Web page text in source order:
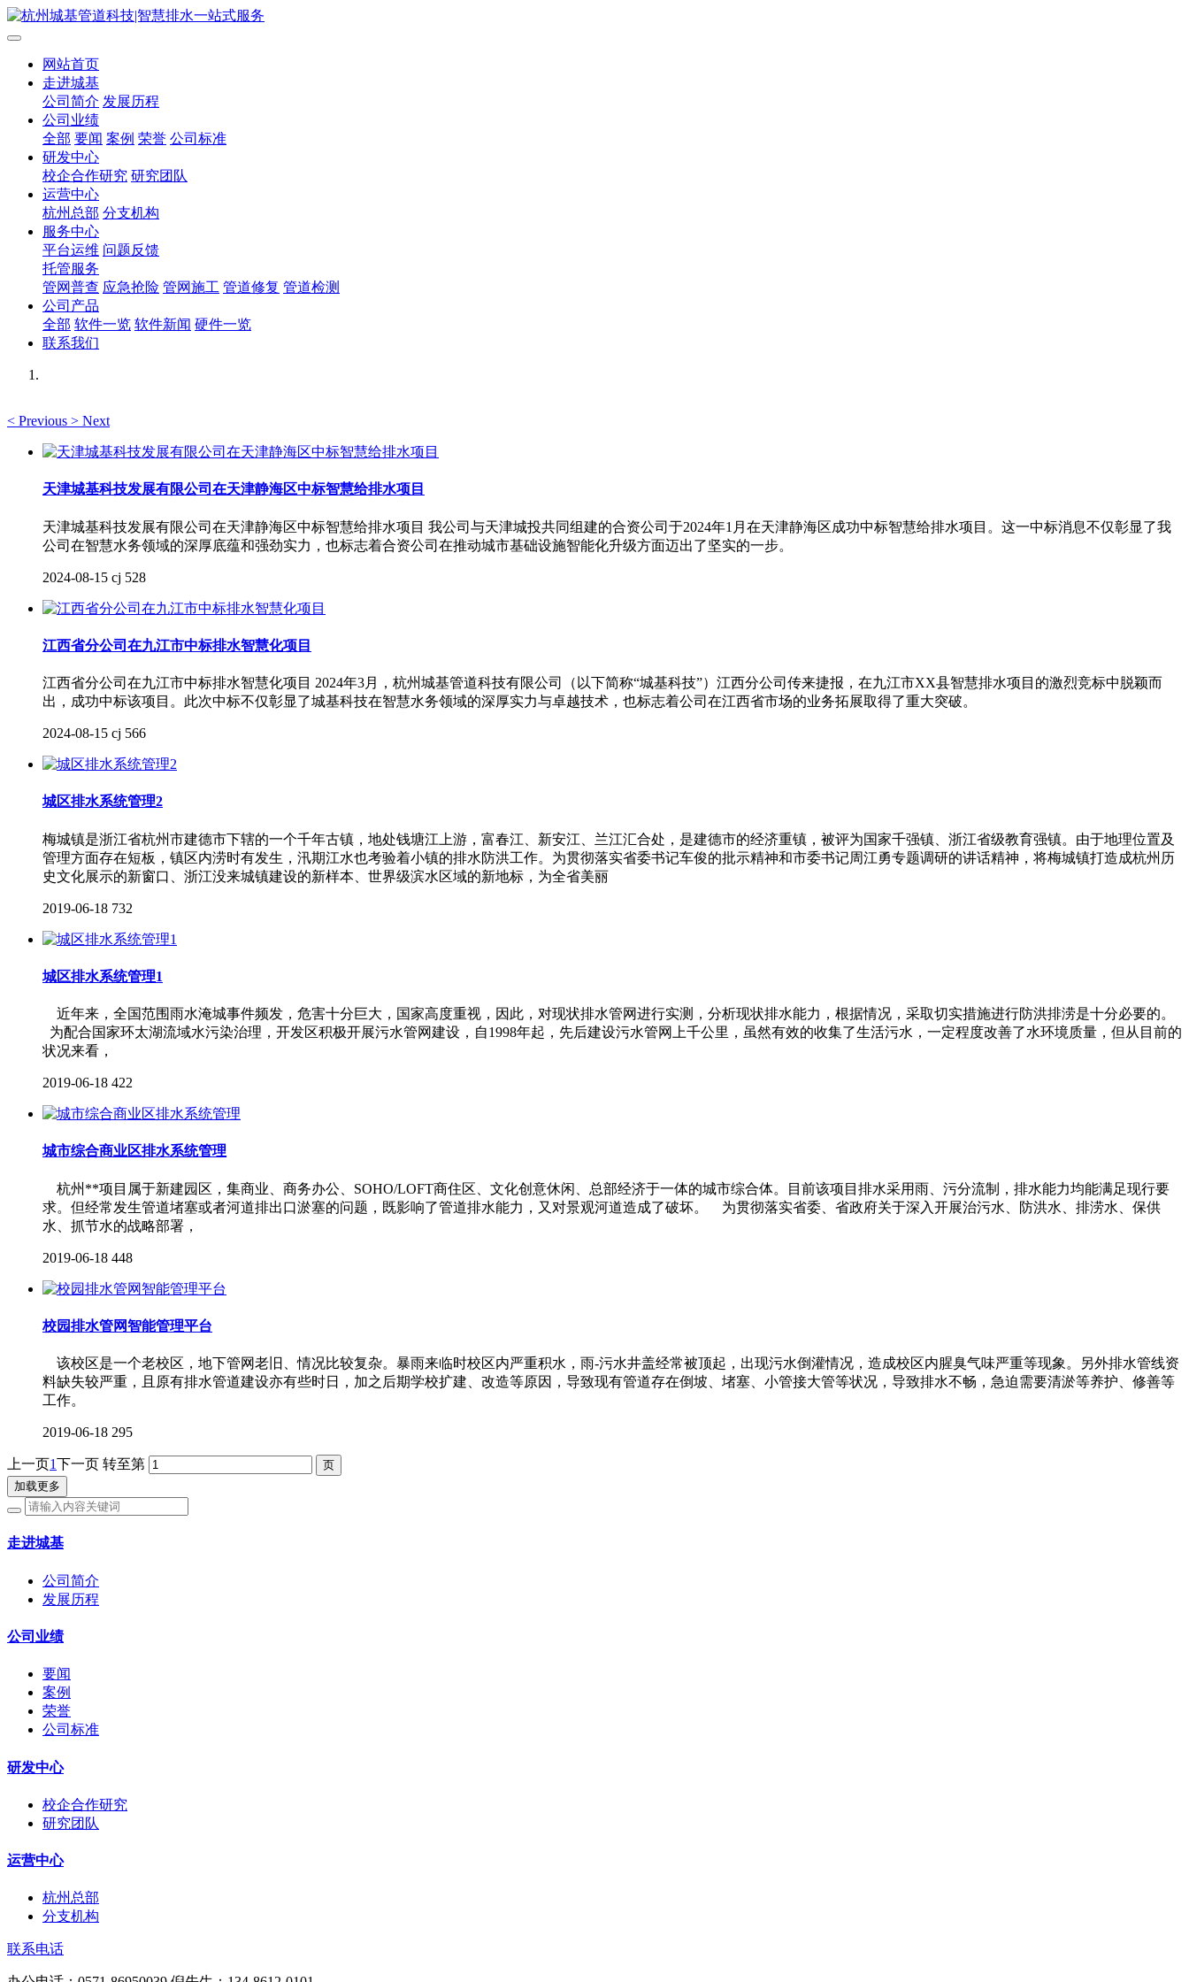
网站首页
走进城基
公司简介 发展历程
公司业绩
全部 要闻 案例 荣誉 公司标准
研发中心
校企合作研究 研究团队
运营中心
杭州总部 分支机构
服务中心
平台运维 问题反馈
托管服务
管网普查 应急抢险 管网施工 管道修复 管道检测
公司产品
全部 软件一览 软件新闻 硬件一览
联系我们
< Previous > Next
天津城基科技发展有限公司在天津静海区中标智慧给排水项目
天津城基科技发展有限公司在天津静海区中标智慧给排水项目 我公司与天津城投共同组建的合资公司于2024年1月在天津静海区成功中标智慧给排水项目。这一中标消息不仅彰显了我
公司在智慧水务领域的深厚底蕴和强劲实力，也标志着合资公司在推动城市基础设施智能化升级方面迈出了坚实的一步。
2024-08-15 cj 528
江西省分公司在九江市中标排水智慧化项目
江西省分公司在九江市中标排水智慧化项目 2024年3月，杭州城基管道科技有限公司（以下简称“城基科技”）江西分公司传来捷报，在九江市XX县智慧排水项目的激烈竞标中脱颖而
出，成功中标该项目。此次中标不仅彰显了城基科技在智慧水务领域的深厚实力与卓越技术，也标志着公司在江西省市场的业务拓展取得了重大突破。
2024-08-15 cj 566
城区排水系统管理2
梅城镇是浙江省杭州市建德市下辖的一个千年古镇，地处钱塘江上游，富春江、新安江、兰江汇合处，是建德市的经济重镇，被评为国家千强镇、浙江省级教育强镇。由于地理位置及
管理方面存在短板，镇区内涝时有发生，汛期江水也考验着小镇的排水防洪工作。为贯彻落实省委书记车俊的批示精神和市委书记周江勇专题调研的讲话精神，将梅城镇打造成杭州历
史文化展示的新窗口、浙江没来城镇建设的新样本、世界级滨水区域的新地标，为全省美丽
2019-06-18 732
城区排水系统管理1
近年来，全国范围雨水淹城事件频发，危害十分巨大，国家高度重视，因此，对现状排水管网进行实测，分析现状排水能力，根据情况，采取切实措施进行防洪排涝是十分必要的。
为配合国家环太湖流域水污染治理，开发区积极开展污水管网建设，自1998年起，先后建设污水管网上千公里，虽然有效的收集了生活污水，一定程度改善了水环境质量，但从目前的
状况来看，
2019-06-18 422
城市综合商业区排水系统管理
杭州**项目属于新建园区，集商业、商务办公、SOHO/LOFT商住区、文化创意休闲、总部经济于一体的城市综合体。目前该项目排水采用雨、污分流制，排水能力均能满足现行要
求。但经常发生管道堵塞或者河道排出口淤塞的问题，既影响了管道排水能力，又对景观河道造成了破坏。 为贯彻落实省委、省政府关于深入开展治污水、防洪水、排涝水、保供
水、抓节水的战略部署，
2019-06-18 448
校园排水管网智能管理平台
该校区是一个老校区，地下管网老旧、情况比较复杂。暴雨来临时校区内严重积水，雨-污水井盖经常被顶起，出现污水倒灌情况，造成校区内腥臭气味严重等现象。另外排水管线资
料缺失较严重，且原有排水管道建设亦有些时日，加之后期学校扩建、改造等原因，导致现有管道存在倒坡、堵塞、小管接大管等状况，导致排水不畅，急迫需要清淤等养护、修善等
工作。
2019-06-18 295
上一页1下一页 转至第
加载更多
走进城基
公司简介
发展历程
公司业绩
要闻
案例
荣誉
公司标准
研发中心
校企合作研究
研究团队
运营中心
杭州总部
分支机构
联系电话